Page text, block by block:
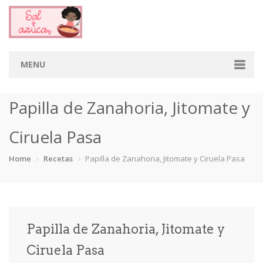
MENU
Categorias
cupcakes Dips Dulces
Papilla de Zanahoria, Jitomate y
Ciruela Pasa
Home Recetas Papilla de Zanahoria, Jitomate y Ciruela Pasa
Papilla de Zanahoria, Jitomate y
Ciruela Pasa